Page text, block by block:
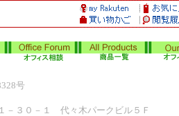
号
－３０－１ 代々木パークビル５Ｆ